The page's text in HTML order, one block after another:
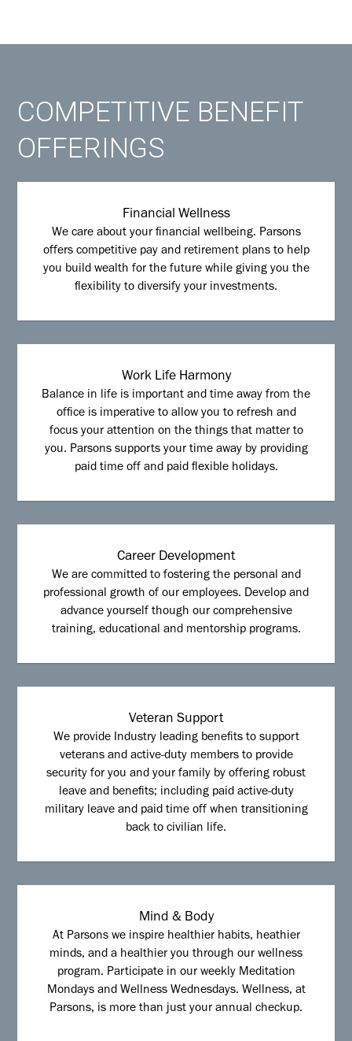
COMPETITIVE BENEFIT
OFFERINGS
Financial Wellness
We care about your financial wellbeing. Parsons
offers competitive pay and retirement plans to help
you build wealth for the future while giving you the
flexibility to diversify your investments.
Work Life Harmony
Balance in life is important and time away from the
office is imperative to allow you to refresh and
focus your attention on the things that matter to
you. Parsons supports your time away by providing
paid time off and paid flexible holidays.
Career Development
We are committed to fostering the personal and
professional growth of our employees. Develop and
advance yourself though our comprehensive
training, educational and mentorship programs.
Veteran Support
We provide Industry leading benefits to support
veterans and active-duty members to provide
security for you and your family by offering robust
leave and benefits; including paid active-duty
military leave and paid time off when transitioning
back to civilian life.
Mind & Body
At Parsons we inspire healthier habits, heathier
minds, and a healthier you through our wellness
program. Participate in our weekly Meditation
Mondays and Wellness Wednesdays. Wellness, at
Parsons, is more than just your annual checkup.